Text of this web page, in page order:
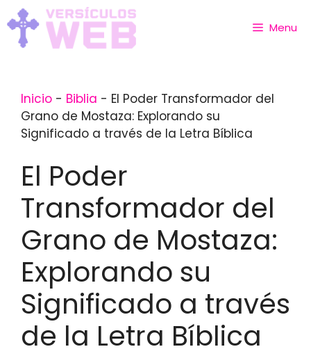
Skip
to
content
Menu
Inicio - Biblia - El Poder Transformador del
Grano de Mostaza: Explorando su
Significado a través de la Letra Bíblica
El Poder
Transformador del
Grano de Mostaza:
Explorando su
Significado a través
de la Letra Bíblica